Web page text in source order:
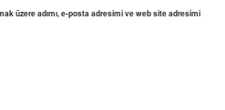
üzere adımı, e-posta adresimi ve web site adresimi